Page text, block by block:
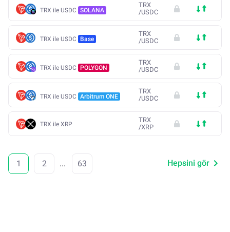
TRX ile USDC SOLANA
TRX
/USDC
TRX ile USDC Base
TRX
/USDC
TRX ile USDC POLYGON
TRX
/USDC
TRX ile USDC Arbitrum ONE
TRX
/USDC
TRX ile XRP
TRX
/XRP
1 2 ... 63 Hepsini gör